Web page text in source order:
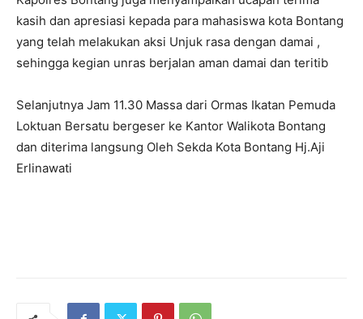
kasih dan apresiasi kepada para mahasiswa kota Bontang
yang telah melakukan aksi Unjuk rasa dengan damai ,
sehingga kegian unras berjalan aman damai dan teritib
Selanjutnya Jam 11.30 Massa dari Ormas Ikatan Pemuda
Loktuan Bersatu bergeser ke Kantor Walikota Bontang
dan diterima langsung Oleh Sekda Kota Bontang Hj.Aji
Erlinawati